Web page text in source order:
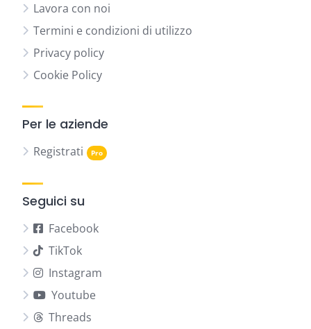
Lavora con noi
Termini e condizioni di utilizzo
Privacy policy
Cookie Policy
Per le aziende
Registrati
Seguici su
Facebook
TikTok
Instagram
Youtube
Threads